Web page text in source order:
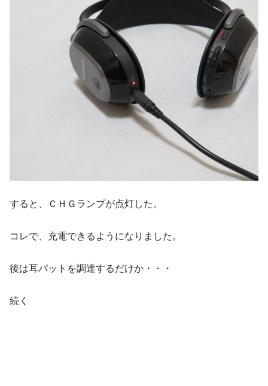
すると、ＣＨＧランプが点灯した。
コレで、充電できるようになりました。
後は耳パットを調達するだけか・・・
続く